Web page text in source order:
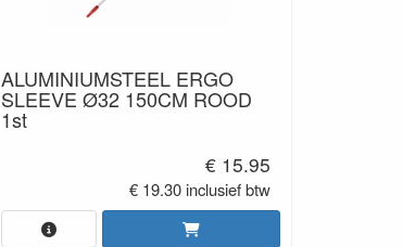
ALUMINIUMSTEEL ERGO
SLEEVE Ø32 150CM ROOD
1st
€ 15.95
€ 19.30 inclusief btw